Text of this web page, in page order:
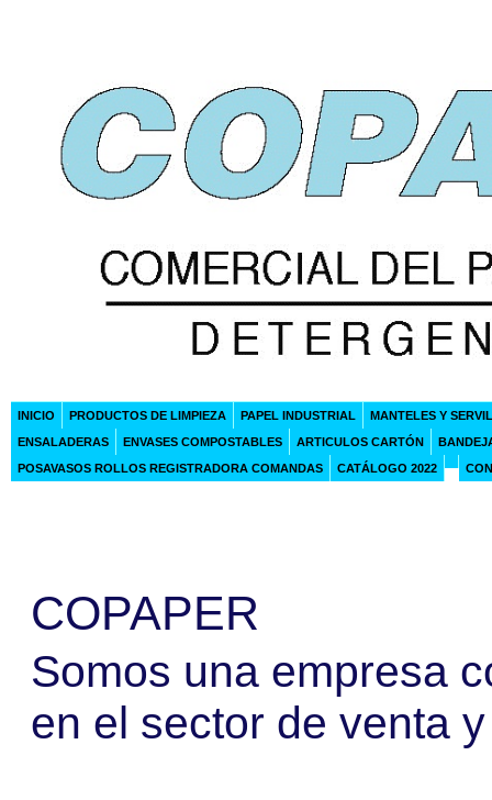
INICIO PRODUCTOS DE LIMPIEZA PAPEL INDUSTRIAL
MANTELES Y
ENSALADERAS
ENVASES COMPOSTABLES ARTICULOS CARTÓN
POSAVASOS ROLLOS REGISTRADORA COMANDAS
CATÁLOGO 2022
COPAPER
Somos una empresa
en el sector de venta y